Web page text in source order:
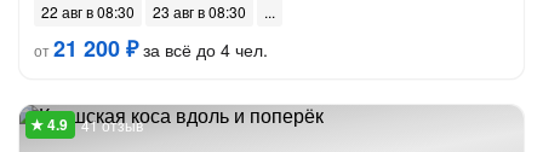
22 авг в 08:30
23 авг в 08:30
от21 200 ₽за всё до 4 чел.
41 отзыв